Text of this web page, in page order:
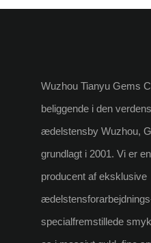
Wuzhou Tianyu Gems
beliggende i den
ædelstensby Wuzhou,
grundlagt i 2001. Vi er
producent af eksklusive
specialfremstillede